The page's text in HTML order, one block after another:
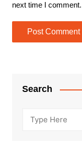
next time I comment.
Search